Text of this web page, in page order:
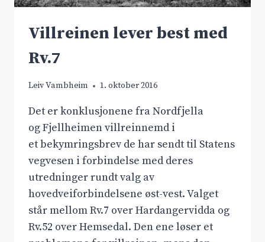
Villreinen lever best med
Rv.7
Leiv Vambheim 1. oktober 2016
Det er konklusjonene fra Nordfjella
og Fjellheimen villreinnemd i
et bekymringsbrev de har sendt til Statens
vegvesen i forbindelse med deres
utredninger rundt valg av
hovedveiforbindelsene øst-vest. Valget
står mellom Rv.7 over Hardangervidda og
Rv.52 over Hemsedal. Den ene løser et